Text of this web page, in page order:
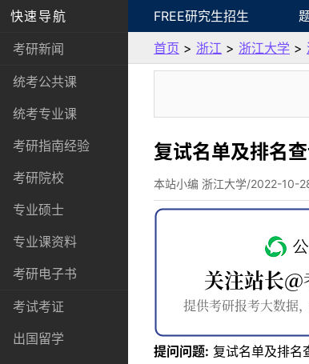
快速导航
考研新闻
统考公共课
统考专业课
考研指南经验
考研院校
专业硕士
专业课资料
考研电子书
考试考证
出国留学
FREE研究生招生
首页 > 浙江 > 浙江大学 >
复试名单及排名
本站小编 浙江大学/2022-10-
提问问题: 复试名单及排名